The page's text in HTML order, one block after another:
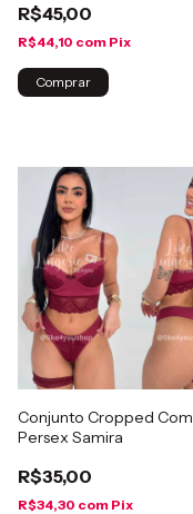
R$45,00
R$44,10 com Pix
Comprar
Conjunto Cropped Com
Persex Samira
R$35,00
R$34,30 com Pix